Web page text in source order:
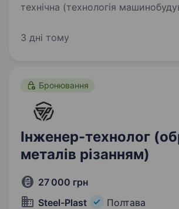
технічна (технологія
роботи на виробництві(бажано); Основні
3 дні тому
Бронювання
Інженер-технолог
металів різанням)
27 000 грн
Steel-Plast
Полтава